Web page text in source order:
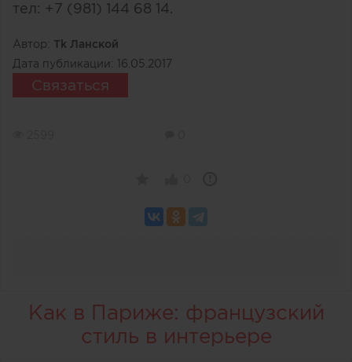
тел: +7 (981) 144 68 14.
Автор: Тk Ланской
Дата публикации: 16.05.2017
Связаться
Как в Париже: французский
стиль в интерьере